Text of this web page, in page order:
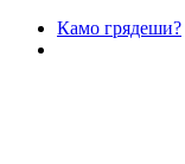
Камо грядеши?